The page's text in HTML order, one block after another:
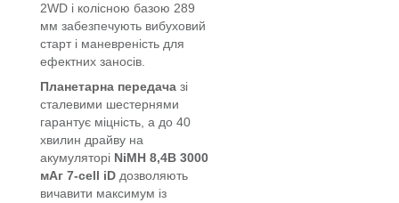
2WD і колісною базою 289
мм забезпечують вибуховий
старт і маневреність для
ефектних заносів.
Планетарна передачазі
сталевими шестернями
гарантує міцність, а до 40
хвилин драйву на
акумуляторі NiMH 8,4В 3000
мАг 7-cell iDдозволяють
вичавити максимум із